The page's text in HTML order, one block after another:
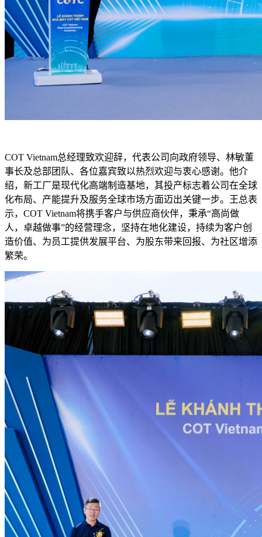
COT Vietnam总经理致欢迎辞，代表公司向政府领导、林敏董
事长及总部团队、各位嘉宾致以热烈欢迎与衷心感谢。他介
绍，新工厂是现代化高端制造基地，其投产标志着公司在全球
化布局、产能提升及服务全球市场方面迈出关键一步。王总表
示，COT Vietnam将携手客户与供应商伙伴，秉承“高尚做
人，卓越做事”的经营理念，坚持在地化建设，持续为客户创
造价值、为员工提供发展平台、为股东带来回报、为社区增添
繁荣。